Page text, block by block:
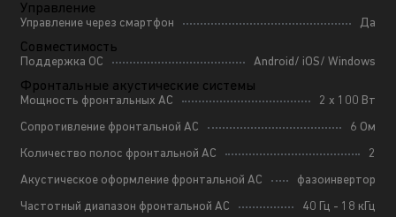
Управление
Управление через смартфон Да
Совместимость
Поддержка ОС Android/ iOS/ Windows
Фронтальные акустические системы
Мощность фронтальных АС
2 x 100 Вт
Сопротивление фронтальной АС
6 Ом
Количество полос фронтальной АС
2
Акустическое оформление фронтальной АС
фазоинвертор
Частотный диапазон фронтальной АС
40 Гц - 18 кГц